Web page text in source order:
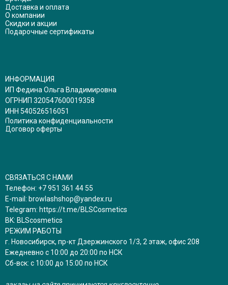
Доставка и оплата
О компании
Скидки и акции
Подарочные сертификаты
ИНФОРМАЦИЯ
ИП Федина Ольга Владимировна
ОГРНИП 320547600019358
ИНН 540526516051
Политика конфиденциальности
Договор оферты
СВЯЗАТЬСЯ С НАМИ
Телефон: +7 951 361 44 55
E-mail: browlashshop@yandex.ru
Telegram: https://t.me/BLSCosmetics
BK: BLScosmetics
РЕЖИМ РАБОТЫ
г. Новосибирск, пр-кт Дзержинского 1/3, 2 этаж, офис 208
Ежедневно с 10:00 до 20:00 по НСК
Сб-вск: с 10:00 до 15:00 по НСК